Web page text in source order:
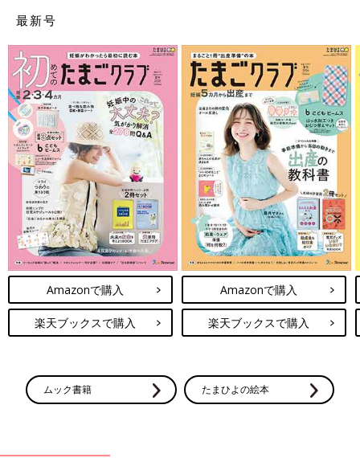
作る前に必ず読んで！＜離乳食のお約束＞
このレシピの離乳食の考え方や材料の下ごしらえ、電子レンジの
使い方などについての注意事項を説明しています。
調理前に必ずお読みになり、ご家庭の状況に合わせて活用してく
ださい。
電子レンジについて
●電子レンジは600Wが基準です。電子レンジが600W以外のワッ
ト数の場合、加熱時間はメーカーにお問い合わせください。電子
レンジは機種により加熱時間が違います。初めはレシピより短い
時間で加熱し、様子を見ながら加熱時間を調節しましょう。
●電子レンジで液体を加熱するとき、沸点に達していても沸騰し
ない場合がごくまれにあります。この状態の液体がちょっとした
い。
●電子レンジを使う際は、広口の耐熱容器に入れて水分を加え、
最新号
Amazonで購入
楽天ブックスで購入
Amazonで購入
楽天ブックスで購入
ムック書籍 たまひよの絵本